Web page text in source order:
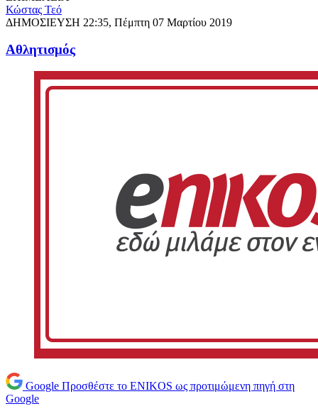
Κώστας Τεό
ΔΗΜΟΣΙΕΥΣΗ 22:35, Πέμπτη 07 Μαρτίου 2019
Αθλητισμός
Google Προσθέστε το ENIKOS ως προτιμώμενη πηγή στη
Google